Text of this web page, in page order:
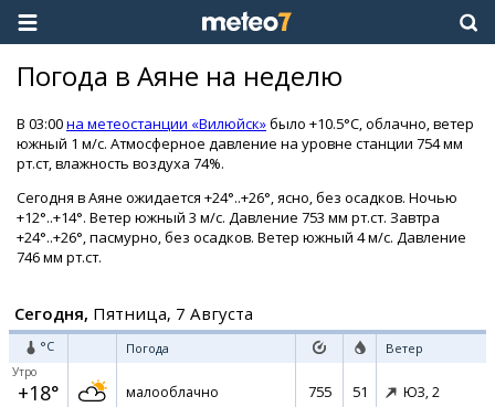
Погода в Аяне на неделю
В 03:00на метеостанции «Вилюйск»было +10.5°C, облачно, ветер
южный 1 м/с. Атмосферное давление на уровне станции 754 мм
рт.ст, влажность воздуха 74%.
Сегодня в Аяне ожидается +24°..+26°, ясно, без осадков. Ночью
+12°..+14°. Ветер южный 3 м/с. Давление 753 мм рт.ст. Завтра
+24°..+26°, пасмурно, без осадков. Ветер южный 4 м/с. Давление
746 мм рт.ст.
Сегодня, Пятница, 7 Августа
°C Погода Ветер
Утро
+18° малооблачно 755 51 ЮЗ, 2